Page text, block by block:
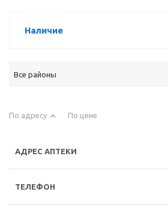
Наличие
Все районы
По адресу По цене